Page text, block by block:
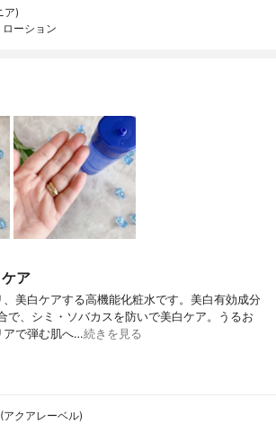
ア)
ローション
ア
美白ケアする高機能化粧水です。美白有効成分
で、シミ・ソバカスを防いで美白ケア。うるお
アで弾む肌へ…続きを見る
クアレーベル)